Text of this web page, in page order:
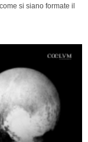
si siano formate il